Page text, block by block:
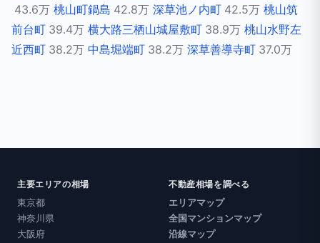
43.6万 桃山町鍋島 42.8万 深草池ノ内町 42.5万 桃山筑
前台町 39.4万 横大路三栖山城屋敷町 38.9万 桃山水野左
近西町 38.2万 中島堀端町 38.2万 深草善導寺町 37.0万
主要エリアの相場
東京都
神奈川県
大阪府
不動産相場を調べる
エリアマップ
全国マンションマップ
沿線マップ